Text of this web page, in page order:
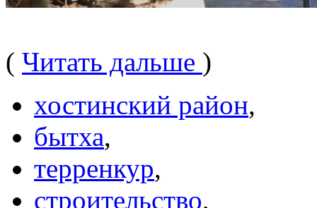
( Читать дальше )
хостинский район,
бытха,
терренкур,
строительство,